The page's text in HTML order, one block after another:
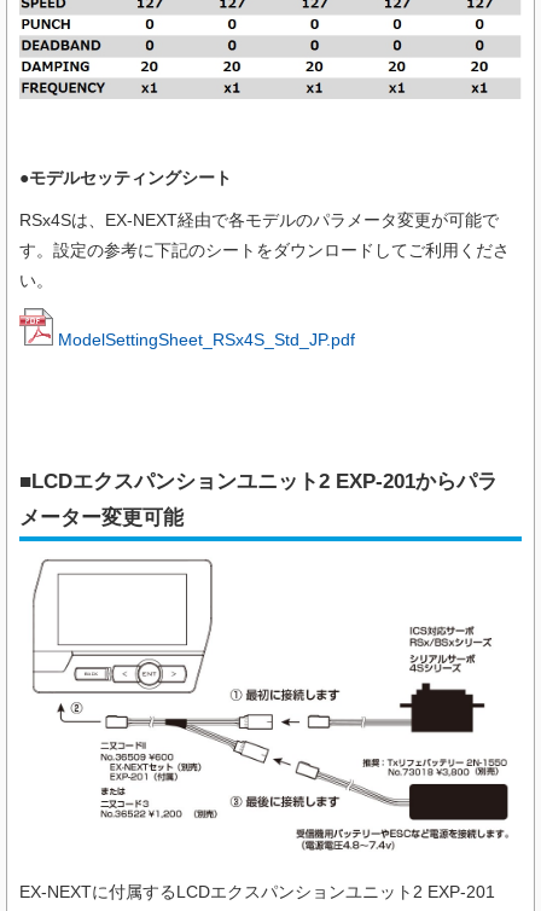
●モデルセッティングシート
RSx4Sは、EX-NEXT経由で各モデルのパラメータ変更が可能で
す。設定の参考に下記のシートをダウンロードしてご利用くださ
い。
ModelSettingSheet_RSx4S_Std_JP.pdf
■LCDエクスパンションユニット2 EXP-201からパラ
メーター変更可能
EX-NEXTに付属するLCDエクスパンションユニット2 EXP-201